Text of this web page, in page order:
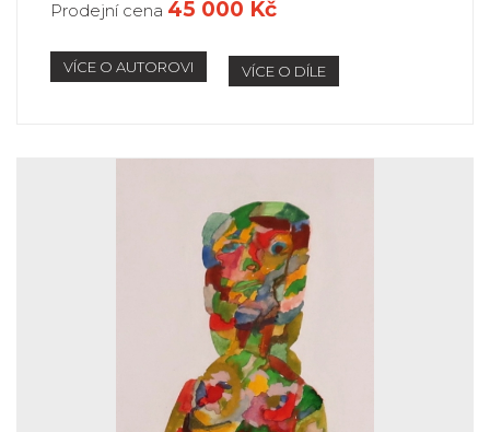
Prodejní cena 45 000 Kč
VÍCE O AUTOROVI VÍCE O DÍLE